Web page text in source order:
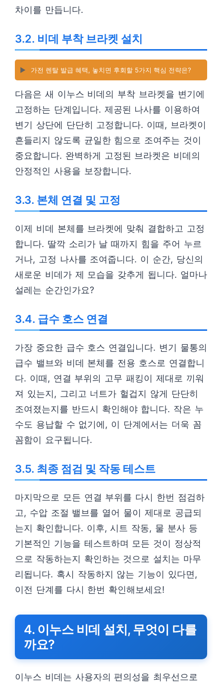
차이를 만듭니다.
3.2. 비데 부착 브라켓 설치
▶️ 가전 렌탈 발급 혜택, 놓치면 후회할 5가지 핵심 전략은?
다음은 새 이누스 비데의 부착 브라켓을 변기에
고정하는 단계입니다. 제공된 나사를 이용하여
변기 상단에 단단히 고정합니다. 이때, 브라켓이
흔들리지 않도록 균일한 힘으로 조여주는 것이
중요합니다. 완벽하게 고정된 브라켓은 비데의
안정적인 사용을 보장합니다.
3.3. 본체 연결 및 고정
이제 비데 본체를 브라켓에 맞춰 결합하고 고정
합니다. 딸깍 소리가 날 때까지 힘을 주어 누르
거나, 고정 나사를 조여줍니다. 이 순간, 당신의
새로운 비데가 제 모습을 갖추게 됩니다. 얼마나
설레는 순간인가요?
3.4. 급수 호스 연결
가장 중요한 급수 호스 연결입니다. 변기 물통의
급수 밸브와 비데 본체를 전용 호스로 연결합니
다. 이때, 연결 부위의 고무 패킹이 제대로 끼워
져 있는지, 그리고 너트가 헐겁지 않게 단단히
조여졌는지를 반드시 확인해야 합니다. 작은 누
수도 용납할 수 없기에, 이 단계에서는 더욱 꼼
꼼함이 요구됩니다.
3.5. 최종 점검 및 작동 테스트
마지막으로 모든 연결 부위를 다시 한번 점검하
고, 수압 조절 밸브를 열어 물이 제대로 공급되
는지 확인합니다. 이후, 시트 작동, 물 분사 등
기본적인 기능을 테스트하며 모든 것이 정상적
으로 작동하는지 확인하는 것으로 설치는 마무
리됩니다. 혹시 작동하지 않는 기능이 있다면,
이전 단계를 다시 한번 확인해보세요!
4. 이누스 비데 설치, 무엇이 다를
까요?
이누스 비데는 사용자의 편의성을 최우선으로